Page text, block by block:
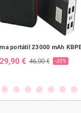
portátil 23000 mAh
29,90 € 46,00 € -35%